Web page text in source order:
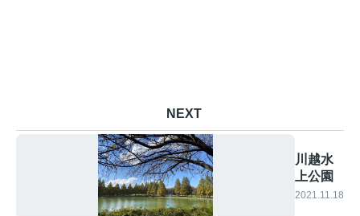
NEXT
川越水
上公園
2021.11.18